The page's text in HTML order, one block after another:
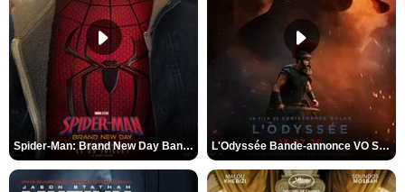
Spider-Man: Brand New Day Bande-annonce VO STFR L'Odyssée Bande-annonce VO STFR